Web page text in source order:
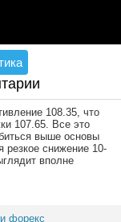
108.35, что
107.65. Все это
выше основы
резкое снижение 10-
вполне
форекс